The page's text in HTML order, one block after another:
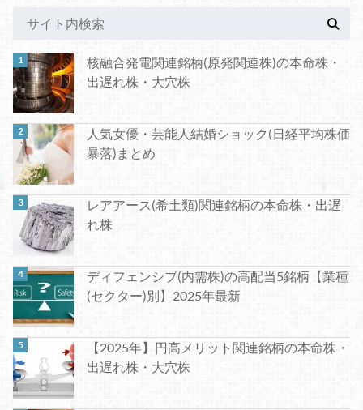
核融合発電関連銘柄(原発関連株)の本命株・
出遅れ株・大穴株
人気女優・芸能人結婚ショック(日経平均株価
暴落)まとめ
レアアース(希土類)関連銘柄の本命株・出遅
れ株
ディフェンシブ(内需株)の高配当5銘柄【業種
(セクター)別】2025年最新
【2025年】円高メリット関連銘柄の本命株・
出遅れ株・大穴株